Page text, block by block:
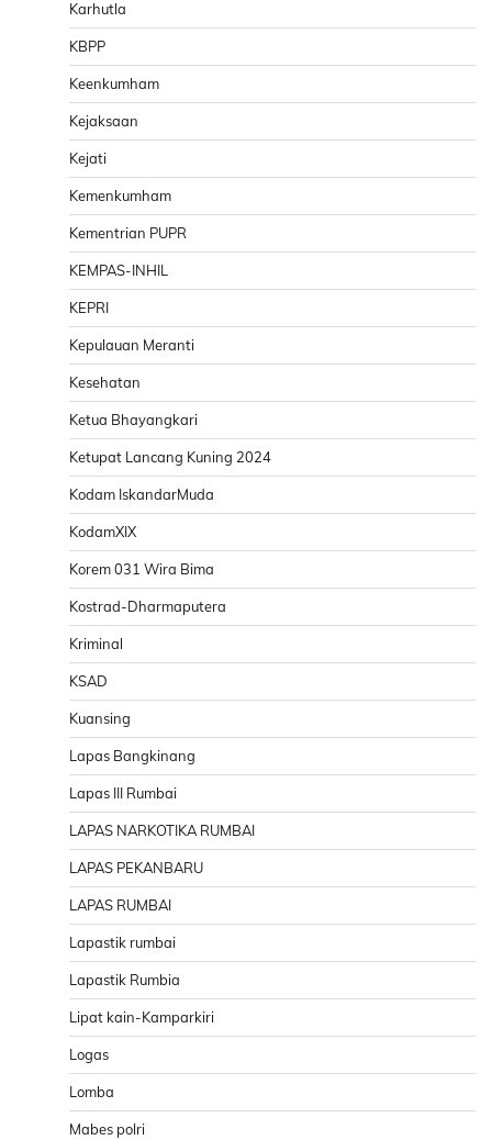
Karhutla
KBPP
Keenkumham
Kejaksaan
Kejati
Kemenkumham
Kementrian PUPR
KEMPAS-INHIL
KEPRI
Kepulauan Meranti
Kesehatan
Ketua Bhayangkari
Ketupat Lancang Kuning 2024
Kodam IskandarMuda
KodamXIX
Korem 031 Wira Bima
Kostrad-Dharmaputera
Kriminal
KSAD
Kuansing
Lapas Bangkinang
Lapas III Rumbai
LAPAS NARKOTIKA RUMBAI
LAPAS PEKANBARU
LAPAS RUMBAI
Lapastik rumbai
Lapastik Rumbia
Lipat kain-Kamparkiri
Logas
Lomba
Mabes polri